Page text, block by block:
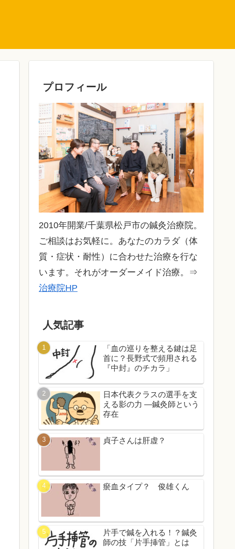
プロフィール
2010年開業/千葉県松戸市の鍼灸治療院。
ご相談はお気軽に。あなたのカラダ（体
質・症状・耐性）に合わせた治療を行な
います。それがオーダーメイド治療。⇒
治療院HP
人気記事
「血の巡りを整える鍵は足
首に？長野式で頻用される
『中封』のチカラ」
日本代表クラスの選手を支
える影の力 ―鍼灸師という
存在
貞子さんは肝虚？
瘀血タイプ？ 俊雄くん
片手で鍼を入れる！？鍼灸
師の技「片手挿管」とは